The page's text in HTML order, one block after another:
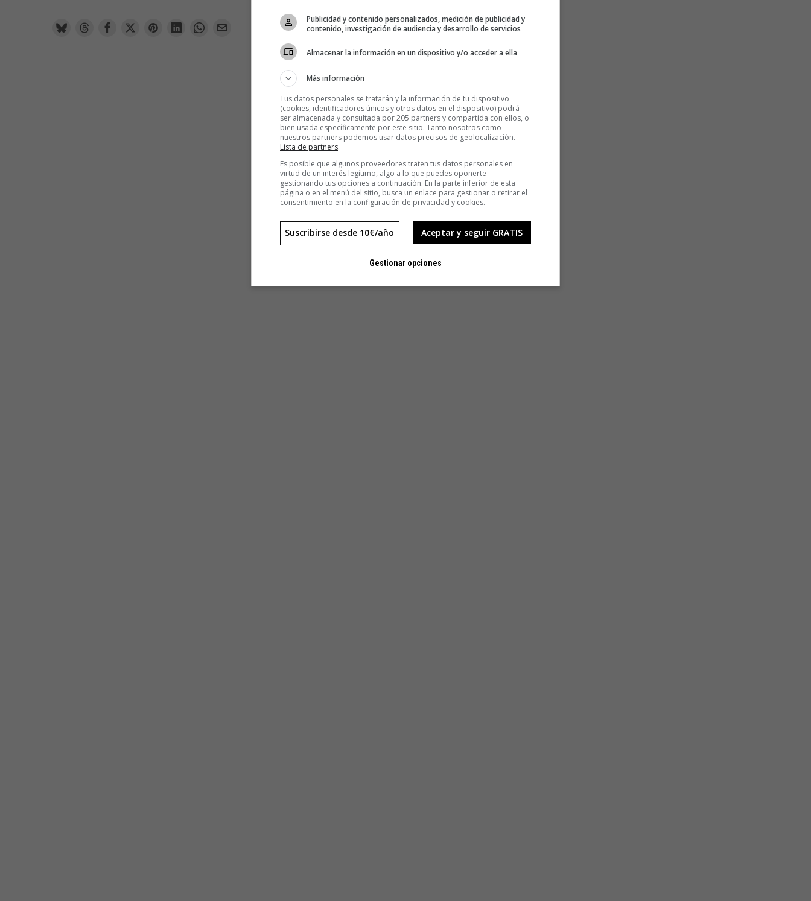
Publicidad y contenido personalizados, medición de publicidad y
contenido, investigación de audiencia y desarrollo de servicios
Almacenar la información en un dispositivo y/o acceder a ella
Más información
Tus datos personales se tratarán y la información de tu dispositivo
(cookies, identificadores únicos y otros datos en el dispositivo) podrá
ser almacenada y consultada por 205 partners y compartida con ellos, o
bien usada específicamente por este sitio. Tanto nosotros como
nuestros partners podemos usar datos precisos de geolocalización.
Lista de partners.
Es posible que algunos proveedores traten tus datos personales en
virtud de un interés legítimo, algo a lo que puedes oponerte
gestionando tus opciones a continuación. En la parte inferior de esta
página o en el menú del sitio, busca un enlace para gestionar o retirar el
consentimiento en la configuración de privacidad y cookies.
Aceptar y seguir GRATIS
Suscribirse desde 10€/año
Gestionar opciones